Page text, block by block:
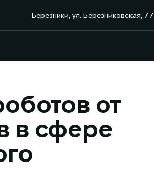
Березники, ул. Березниковская, 77
от
в сфере